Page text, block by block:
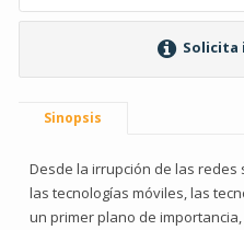
Solicita
Sinopsis
Desde la irrupción de las redes
las tecnologías móviles, las
un primer plano de